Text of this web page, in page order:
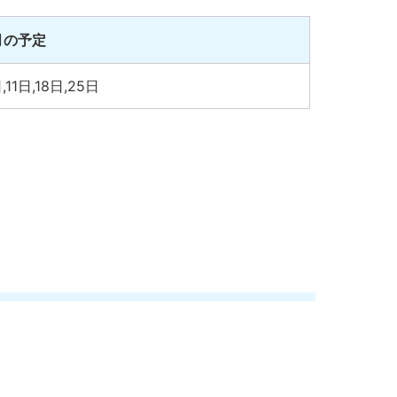
予定
日,18日,25日